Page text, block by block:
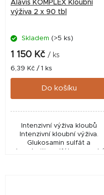
Alavis KOMPLEX Kloubní
výživa 2 x 90 tbl
Skladem (>5 ks)
1 150 Kč / ks
Měrná
cena:
6,39 Kč / 1 ks
Do košíku
Intenzivní výživa kloubů
Intenzivní kloubní výživa.
Glukosamin sulfát a
chondroitin sulfát ve vysoké